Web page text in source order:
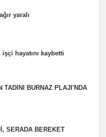
yaralı
hayatını kaybetti
TADINI BURNAZ PLAJI'NDA
SERADA BEREKET